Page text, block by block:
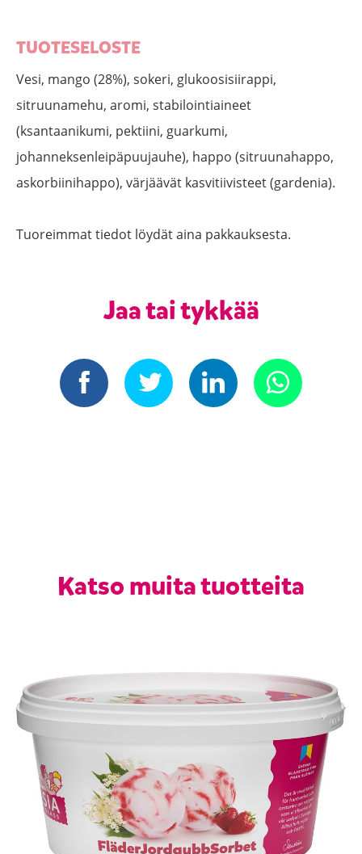
TUOTESELOSTE
Vesi, mango (28%), sokeri, glukoosisiirappi,
sitruunamehu, aromi, stabilointiaineet
(ksantaanikumi, pektiini, guarkumi,
johanneksenleipäpuujauhe), happo (sitruunahappo,
askorbiinihappo), värjäävät kasvitiivisteet (gardenia).
Tuoreimmat tiedot löydät aina pakkauksesta.
Jaa tai tykkää
Katso muita tuotteita